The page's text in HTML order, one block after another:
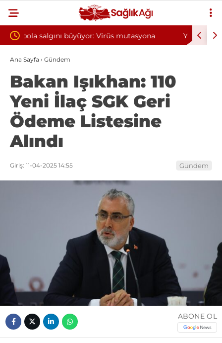
mutasyona Yılın ilk 6 ayında 10 bini aşkın hasta
Ana Sayfa › Gündem
Bakan Işıkhan: 110
Yeni İlaç SGK Geri
Ödeme Listesine
Alındı
Giriş: 11-04-2025 14:55 Gündem
ABONE OL